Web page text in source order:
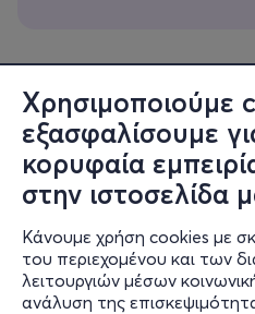
Χρησιμοποιούμε
εξασφαλίσουμε
κορυφαία
στην ιστοσελίδα
Κάνουμε χρήση cookies με
του περιεχομένου και των
λειτουργιών μέσων
ανάλυση της
Πληροφορίες
Υποστήριξη
Stay Connected